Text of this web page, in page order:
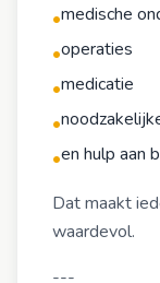
•medische
•operaties
•medicatie
•
•en hulp aan
Dat maakt
waardevol.
---